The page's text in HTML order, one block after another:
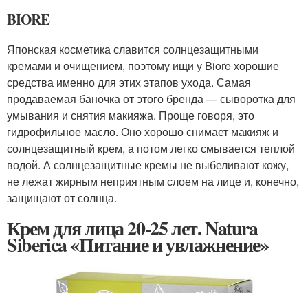
BIORE
Японская косметика славится солнцезащитными
кремами и очищением, поэтому ищи у Biore хорошие
средства именно для этих этапов ухода. Самая
продаваемая баночка от этого бренда — сыворотка для
умывания и снятия макияжа. Проще говоря, это
гидрофильное масло. Оно хорошо снимает макияж и
солнцезащитный крем, а потом легко смывается теплой
водой. А солнцезащитные кремы не выбеливают кожу,
не лежат жирным неприятным слоем на лице и, конечно,
защищают от солнца.
Крем для лица 20-25 лет. Natura
Siberica «Питание и увлажнение»